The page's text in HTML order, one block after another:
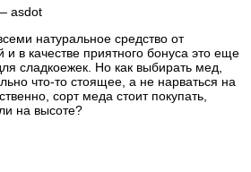
asdot
натуральное средство от
и в качестве приятного бонуса это еще
сладкоежек. Но как выбирать мед,
что-то стоящее, а не нарваться на
сорт меда стоит покупать,
на высоте?